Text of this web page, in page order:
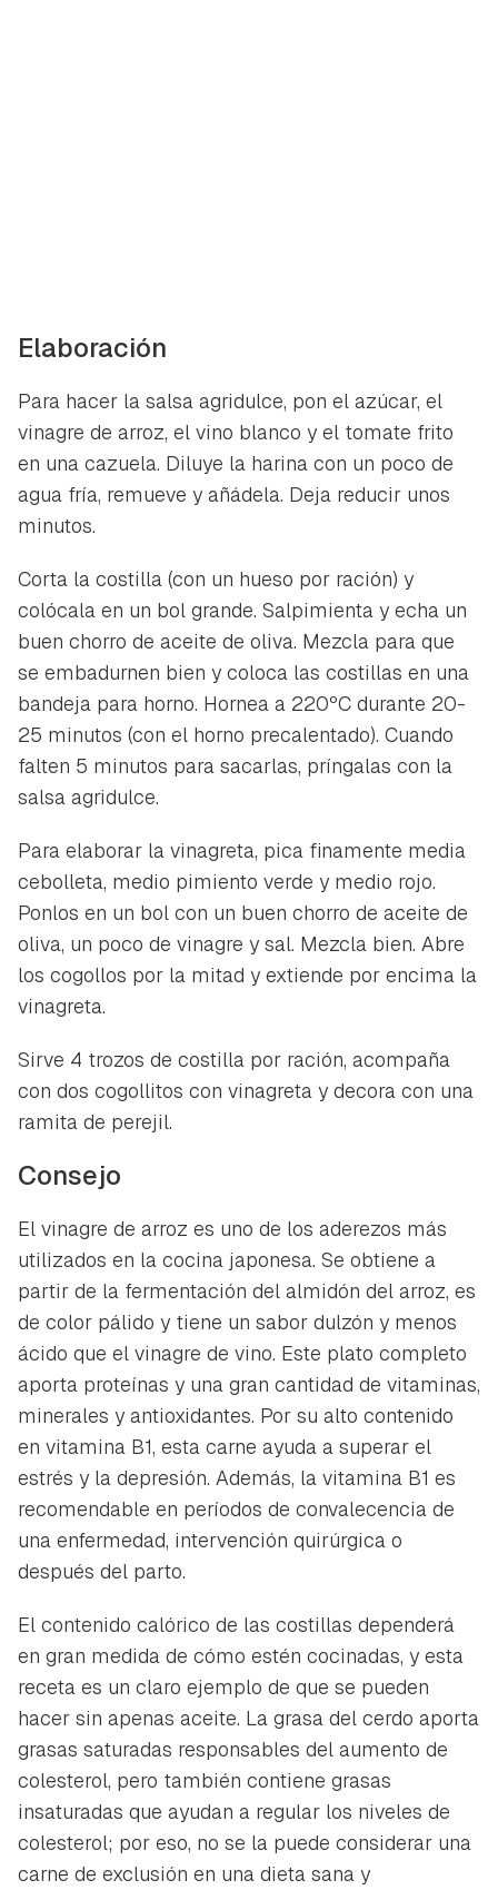
Elaboración
Para hacer la salsa agridulce, pon el azúcar, el
vinagre de arroz, el vino blanco y el tomate frito
en una cazuela. Diluye la harina con un poco de
agua fría, remueve y añádela. Deja reducir unos
minutos.
Corta la costilla (con un hueso por ración) y
colócala en un bol grande. Salpimienta y echa un
buen chorro de aceite de oliva. Mezcla para que
se embadurnen bien y coloca las costillas en una
bandeja para horno. Hornea a 220ºC durante 20-
25 minutos (con el horno precalentado). Cuando
falten 5 minutos para sacarlas, príngalas con la
salsa agridulce.
Para elaborar la vinagreta, pica finamente media
cebolleta, medio pimiento verde y medio rojo.
Ponlos en un bol con un buen chorro de aceite de
oliva, un poco de vinagre y sal. Mezcla bien. Abre
los cogollos por la mitad y extiende por encima la
vinagreta.
Sirve 4 trozos de costilla por ración, acompaña
con dos cogollitos con vinagreta y decora con una
ramita de perejil.
Consejo
El vinagre de arroz es uno de los aderezos más
utilizados en la cocina japonesa. Se obtiene a
partir de la fermentación del almidón del arroz, es
de color pálido y tiene un sabor dulzón y menos
ácido que el vinagre de vino. Este plato completo
aporta proteínas y una gran cantidad de vitaminas,
minerales y antioxidantes. Por su alto contenido
en vitamina B1, esta carne ayuda a superar el
estrés y la depresión. Además, la vitamina B1 es
recomendable en períodos de convalecencia de
una enfermedad, intervención quirúrgica o
después del parto.
El contenido calórico de las costillas dependerá
en gran medida de cómo estén cocinadas, y esta
receta es un claro ejemplo de que se pueden
hacer sin apenas aceite. La grasa del cerdo aporta
grasas saturadas responsables del aumento de
colesterol, pero también contiene grasas
insaturadas que ayudan a regular los niveles de
colesterol; por eso, no se la puede considerar una
carne de exclusión en una dieta sana y